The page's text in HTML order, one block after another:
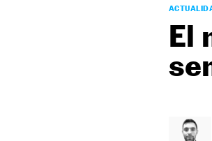
El